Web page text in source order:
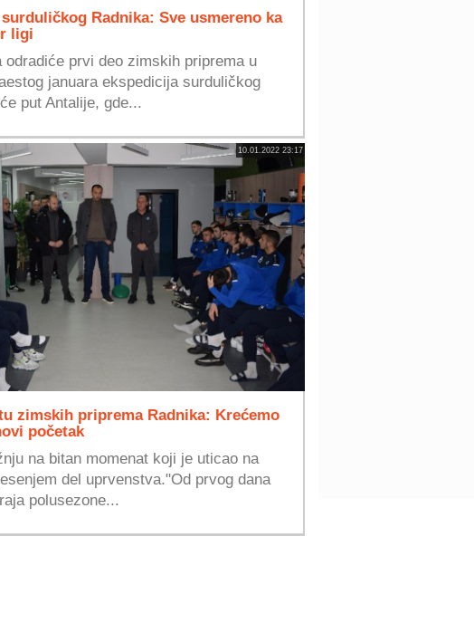
Radnika: Sve usmereno ka
ligi
odradiće prvi deo zimskih priprema u
januara ekspedicija surduličkog
put Antalije, gde...
10.01.2022 23:17
zimskih priprema Radnika: Krećemo
početak
na bitan momenat koji je uticao na
del uprvenstva."Od prvog dana
polusezone...